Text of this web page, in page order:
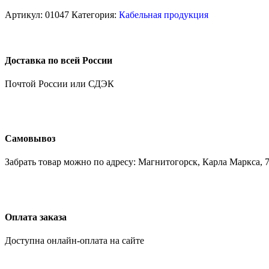
Артикул: 01047 Категория: Кабельная продукция
Доставка по всей России
Почтой России или СДЭК
Самовывоз
Забрать товар можно по адресу: Магнитогорск, Карла Маркса,
Оплата заказа
Доступна онлайн-оплата на сайте